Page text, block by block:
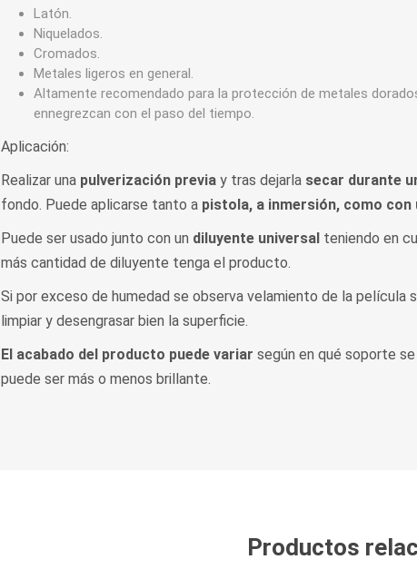
Latón.
Niquelados.
Cromados.
Metales ligeros en general.
Altamente recomendado para la protección de metales
ennegrezcan con el paso del tiempo.
Aplicación:
Realizar una pulverización previa y tras dejarla secar durante
fondo. Puede aplicarse tanto a pistola, a inmersión, como con
Puede ser usado junto con un diluyente universal teniendo en
más cantidad de diluyente tenga el producto.
Si por exceso de humedad se observa velamiento de la película
limpiar y desengrasar bien la superficie.
El acabado del producto puede variar según en qué soporte
puede ser más o menos brillante.
Productos